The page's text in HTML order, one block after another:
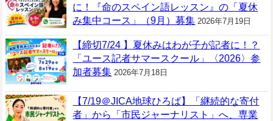
に！『命のスペイン語レッスン』の「夏休
み集中コース」（9月）募集 2026年7月19日
【締切7/24 】夏休みはわが子が記者に！？
「ユース記者サマースクール」〈2026〉参
加者募集 2026年7月18日
【7/19＠JICA地球ひろば】「継続的な寄付
者」から「市民ジャーナリスト」へ、専業